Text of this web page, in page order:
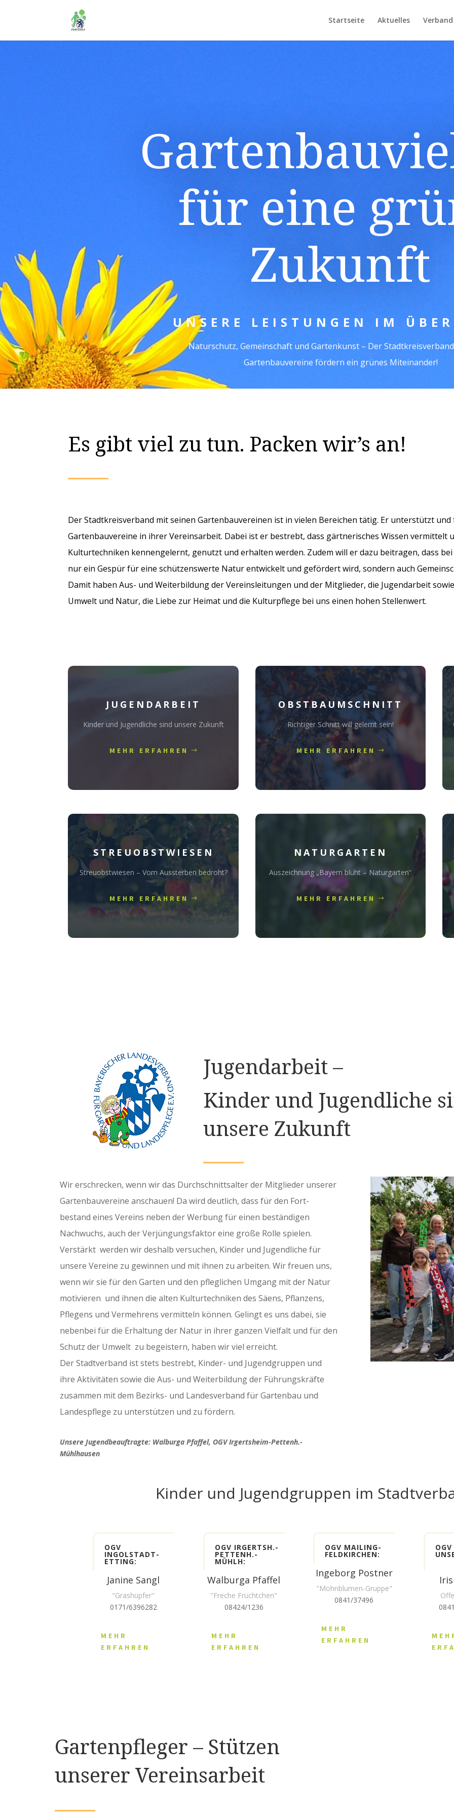
Startseite Aktuelles Verband
für eine
Zukunft
UNSERE LEISTUNGEN IM
Naturschutz, Gemeinschaft und Gartenkunst – Der
Gartenbauvereine fördern ein grünes Miteinander!
Es gibt viel zu tun. Packen wir’s an!
Der Stadtkreisverband mit seinen Gartenbauvereinen ist in vielen Bereichen tätig. Er unterstützt
Gartenbauvereine in ihrer Vereinsarbeit. Dabei ist er bestrebt, dass gärtnerisches Wissen vermittelt
Kulturtechniken kennengelernt, genutzt und erhalten werden. Zudem will er dazu beitragen, dass
nur ein Gespür für eine schützenswerte Natur entwickelt und gefördert wird, sondern auch
Damit haben Aus- und Weiterbildung der Vereinsleitungen und der Mitglieder, die Jugendarbeit
Umwelt und Natur, die Liebe zur Heimat und die Kulturpflege bei uns einen hohen Stellenwert.
JUGENDARBEIT
Kinder und Jugendliche sind unsere Zukunft
MEHR ERFAHREN
OBSTBAUMSCHNITT
Richtiger Schnitt will gelernt sein!
MEHR ERFAHREN
STREUOBSTWIESEN
Streuobstwiesen – Vom Aussterben bedroht?
MEHR ERFAHREN
NATURGARTEN
Auszeichnung „Bayern blüht – Naturgarten“
MEHR ERFAHREN
Jugendarbeit –
Kinder und Jugendliche
unsere Zukunft
Wir erschrecken, wenn wir das Durchschnittsalter der Mitglieder unserer
Gartenbauvereine anschauen! Da wird deutlich, dass für den Fort-
bestand eines Vereins neben der Werbung für einen beständigen
Nachwuchs, auch der Verjüngungsfaktor eine große Rolle spielen.
Verstärkt werden wir deshalb versuchen, Kinder und Jugendliche für
unsere Vereine zu gewinnen und mit ihnen zu arbeiten. Wir freuen uns,
wenn wir sie für den Garten und den pfleglichen Umgang mit der Natur
motivieren und ihnen die alten Kulturtechniken des Säens, Pflanzens,
Pflegens und Vermehrens vermitteln können. Gelingt es uns dabei, sie
nebenbei für die Erhaltung der Natur in ihrer ganzen Vielfalt und für den
Schutz der Umwelt zu begeistern, haben wir viel erreicht.
Der Stadtverband ist stets bestrebt, Kinder- und Jugendgruppen und
ihre Aktivitäten sowie die Aus- und Weiterbildung der Führungskräfte
zusammen mit dem Bezirks- und Landesverband für Gartenbau und
Landespflege zu unterstützen und zu fördern.
Unsere Jugendbeauftragte: Walburga Pfaffel, OGV Irgertsheim-Pettenh.-
Mühlhausen
Kinder und Jugendgruppen im
OGV
INGOLSTADT-
ETTING:
Janine Sangl
"Grashüpfer"
0171/6396282
MEHR
ERFAHREN
OGV IRGERTSH.-
PETTENH.-
MÜHLH:
Walburga Pfaffel
"Freche Früchtchen"
08424/1236
MEHR
ERFAHREN
OGV MAILING-
FELDKIRCHEN:
Ingeborg Postner
"Mohnblumen-Gruppe"
0841/37496
MEHR
ERFAHREN
OGV
Gartenpfleger – Stützen
unserer Vereinsarbeit